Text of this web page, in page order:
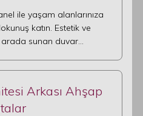
ile yaşam alanlarınıza
katın. Estetik ve
sunan duvar…
Arkası Ahşap